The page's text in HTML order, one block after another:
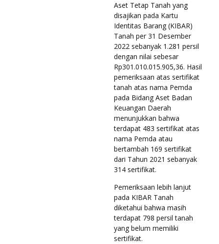
Aset Tetap Tanah yang
disajikan pada Kartu
Identitas Barang (KIBAR)
Tanah per 31 Desember
2022 sebanyak 1.281 persil
dengan nilai sebesar
Rp301.010.015.905,36. Hasil
pemeriksaan atas sertifikat
tanah atas nama Pemda
pada Bidang Aset Badan
Keuangan Daerah
menunjukkan bahwa
terdapat 483 sertifikat atas
nama Pemda atau
bertambah 169 sertifikat
dari Tahun 2021 sebanyak
314 sertifikat.
Pemeriksaan lebih lanjut
pada KIBAR Tanah
diketahui bahwa masih
terdapat 798 persil tanah
yang belum memiliki
sertifikat.